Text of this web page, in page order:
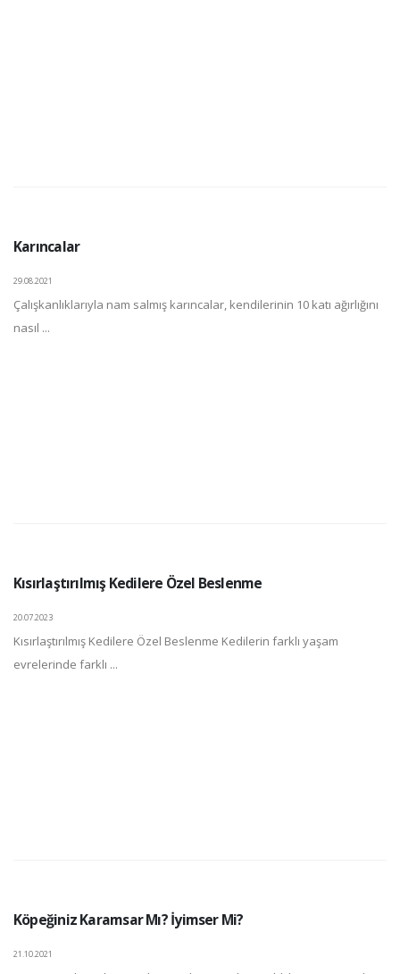
Karıncalar
29.08.2021
Çalışkanlıklarıyla nam salmış karıncalar, kendilerinin 10 katı ağırlığını
nasıl ...
Kısırlaştırılmış Kedilere Özel Beslenme
20.07.2023
Kısırlaştırılmış Kedilere Özel Beslenme Kedilerin farklı yaşam
evrelerinde farklı ...
Köpeğiniz Karamsar Mı? İyimser Mi?
21.10.2021